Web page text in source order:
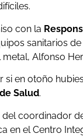
con la
sanitarios
Alfonso
si en otoño
Salud.
coordinador
en el Centro